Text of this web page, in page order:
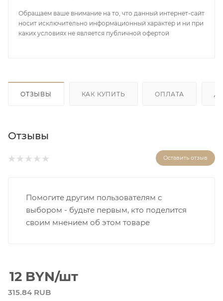
Обращаем ваше внимание на то, что данный интернет-сайт
носит исключительно информационный характер и ни при
каких условиях не является публичной офертой
ОТЗЫВЫ КАК КУПИТЬ ОПЛАТА
Отзывы
Оставить отзыв
Помогите другим пользователям с
выбором - будьте первым, кто поделится
своим мнением об этом товаре
12 BYN/шт
315.84 RUB